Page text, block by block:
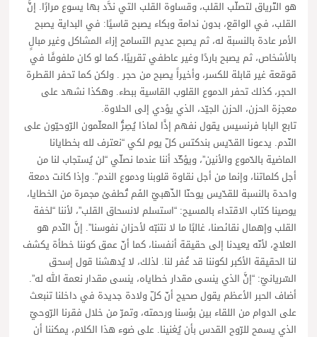
هو التّرياق لتصلّب القلب، وقساوة القلب التي ندَّد بها يسوع مرارًا. إنَّ
القلب، في الواقع، بدون ندامة وبكاء يصبح قاسيًا: في البداية يصبح
الأمر عادة بالنسبة له، ثم يصبح عديم التسامح إزاء المشاكل وغير مبالٍ
بالأشخاص، ثم يصبح باردًا وغير عاطفي تقريبًا، كما لو كان ملفوفًا في
قوقعة غير قابلة للكسر، وأخيراً يصبح من حجر . ولكن كما تحفر القطرة
الحجر، كذلك تحفر الدموع القلوب القاسية ببطء. وهكذا نشهد على
معجزة الحزن، الحزن الجيّد، الذي يؤدي إلى الحلاوة.
تابع البابا فرنسيس يقول نفهم إذًا لماذا يُصِرُّ المعلّمون الرّوحيّون على
النّدم. يدعونا القدّيس بندكتس كلّ يوم لكي “نعترف لله بخطايانا
الماضية بالدّموع والأنين”، ويؤكّد أننا عندما نصلّي “لن يُستجاب لنا من
أجل كلماتنا، وإنما من أجل نقاوة قلوبنا ودموع الندم”. وإذا كانت دمعة
واحدة بالنسبة للقدّيس يوحنّا الذّهبيّ الفَم تُطفئ مجمرة من الخطايا،
يوصينا كتاب الاقتداء بالمسيح: “استسلم لانسحاق القلب”، لأننا “لخفة
القلب وإهمال نقائصنا، غالبًا ما لا نتنبّه لأحزان نفوسنا”. إنَّ النّدم هو
العلاج، لأنّه يعيدنا إلى حقيقة أنفسنا، كما أنّ عمق كوننا خطأة يكشف
لنا الحقيقة الأكبر لكوننا قد غُفر لنا. لذلك، لا يُدهشنا قول إسحق
السّريانيّ: “إنَّ الذي ينسى مقدار خطاياه، ينسى مقدار نعمة الله له”.
أضاف الحبر الأعظم يقول صحيح أنّ كلّ ولادة جديدة في داخلنا تنبعث
على الدوام من اللقاء بين بؤسنا ورحمته، وتمرّ من خلال فقرنا الرّوحيّ
الذي يسمح للرّوح القدس بأن يُغنينا. على ضوء هذا الكلام، يمكننا أن